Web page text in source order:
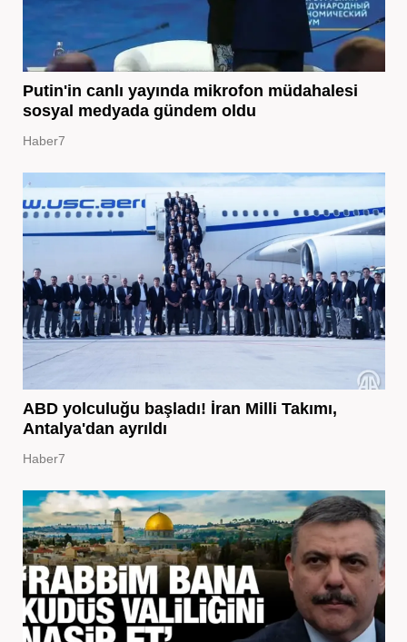
Putin'in canlı yayında mikrofon müdahalesi
sosyal medyada gündem oldu
Haber7
ABD yolculuğu başladı! İran Milli Takımı,
Antalya'dan ayrıldı
Haber7